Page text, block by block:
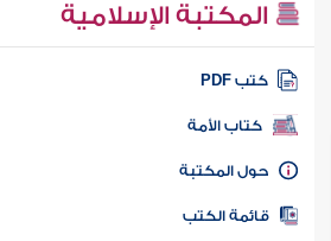
المكتبة الإسلامية
كتب PDF
كتاب الأمة
المكتبة